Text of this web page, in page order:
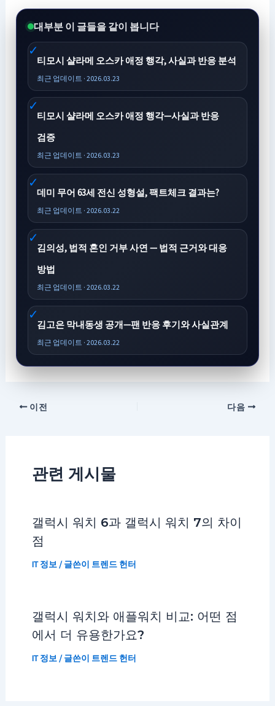
대부분 이 글들을 같이 봅니다
티모시 샬라메 오스카 애정 행각, 사실과 반응 분석
최근 업데이트 · 2026.03.23
티모시 샬라메 오스카 애정 행각—사실과 반응
검증
최근 업데이트 · 2026.03.23
데미 무어 63세 전신 성형설, 팩트체크 결과는?
최근 업데이트 · 2026.03.22
김의성, 법적 혼인 거부 사연 — 법적 근거와 대응
방법
최근 업데이트 · 2026.03.22
김고은 막내동생 공개—팬 반응 후기와 사실관계
최근 업데이트 · 2026.03.22
이전 다음
관련 게시물
갤럭시 워치 6과 갤럭시 워치 7의 차이
점
IT 정보 / 글쓴이 트렌드 헌터
갤럭시 워치와 애플워치 비교: 어떤 점
에서 더 유용한가요?
IT 정보 / 글쓴이 트렌드 헌터